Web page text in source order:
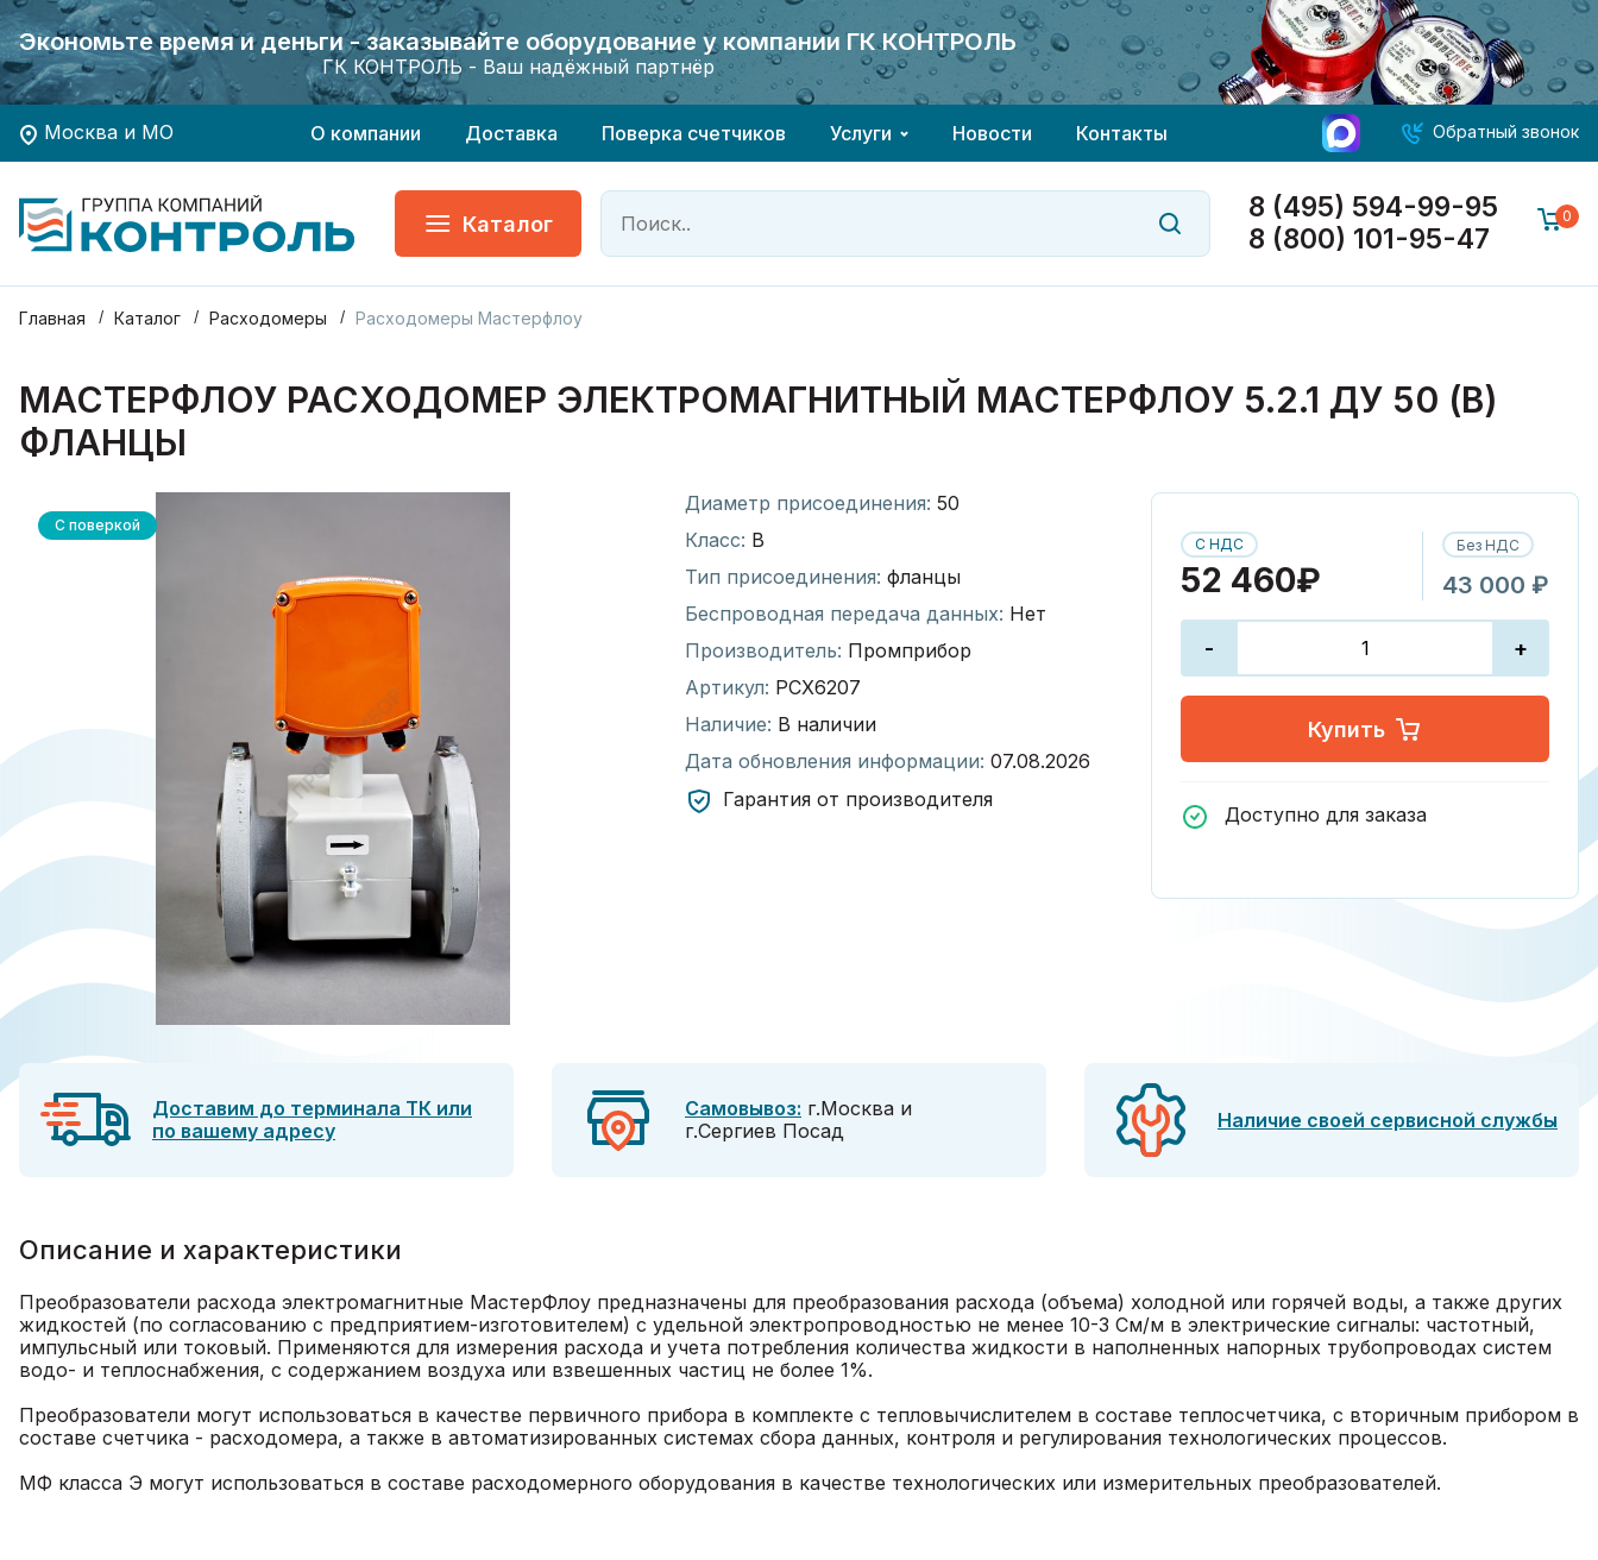
Экономьте время и деньги - заказывайте оборудование у компании ГК КОНТРОЛЬ
ГК КОНТРОЛЬ - Ваш надёжный партнёр
Хотите заказать поверку приборов учета?
Экономьте время и деньги - заказывайте оборудование у компании ГК КОНТРОЛЬ
ГК КОНТРОЛЬ - Ваш надёжный партнёр
Хотите заказать поверку приборов учета?
Москва и МО О компании Доставка Поверка счетчиков Услуги Новости Контакты Обратный звонок
Каталог
8 (495) 594-99-95
8 (800) 101-95-47
0
Главная Каталог Расходомеры Расходомеры Мастерфлоу
МАСТЕРФЛОУ РАСХОДОМЕР ЭЛЕКТРОМАГНИТНЫЙ МАСТЕРФЛОУ 5.2.1 ДУ 50 (В)
ФЛАНЦЫ
С поверкой
Диаметр присоединения: 50
Класс: В
Тип присоединения: фланцы
Беспроводная передача данных: Нет
Производитель: Промприбор
Артикул: РСХ6207
Наличие: В наличии
Дата обновления информации: 07.08.2026
Гарантия от производителя
С НДС
52 460₽
Без НДС
43 000 ₽
- +
Купить
Доступно для заказа
Доставим до терминала ТК или
по вашему адресу
Самовывоз: г.Москва и
г.Сергиев Посад
Наличие своей сервисной службы
Описание и характеристики
Преобразователи расхода электромагнитные МастерФлоу предназначены для преобразования расхода (объема) холодной или горячей воды, а также других
жидкостей (по согласованию с предприятием-изготовителем) с удельной электропроводностью не менее 10-3 См/м в электрические сигналы: частотный,
импульсный или токовый. Применяются для измерения расхода и учета потребления количества жидкости в наполненных напорных трубопроводах систем
водо- и теплоснабжения, с содержанием воздуха или взвешенных частиц не более 1%.
Преобразователи могут использоваться в качестве первичного прибора в комплекте с тепловычислителем в составе теплосчетчика, с вторичным прибором в
составе счетчика - расходомера, а также в автоматизированных системах сбора данных, контроля и регулирования технологических процессов.
МФ класса Э могут использоваться в составе расходомерного оборудования в качестве технологических или измерительных преобразователей.